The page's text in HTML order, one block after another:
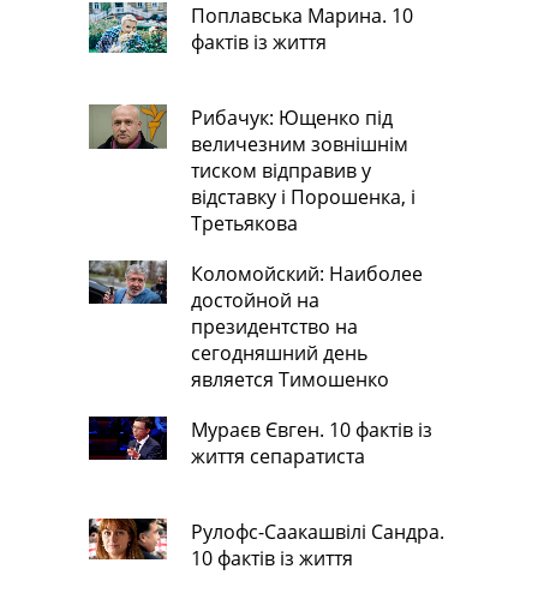
Поплавська Марина. 10
фактів із життя
Рибачук: Ющенко під
величезним зовнішнім
тиском відправив у
відставку і Порошенка, і
Третьякова
Коломойский: Наиболее
достойной на
президентство на
сегодняшний день
является Тимошенко
Мураєв Євген. 10 фактів із
життя сепаратиста
Рулофс-Саакашвілі Сандра.
10 фактів із життя